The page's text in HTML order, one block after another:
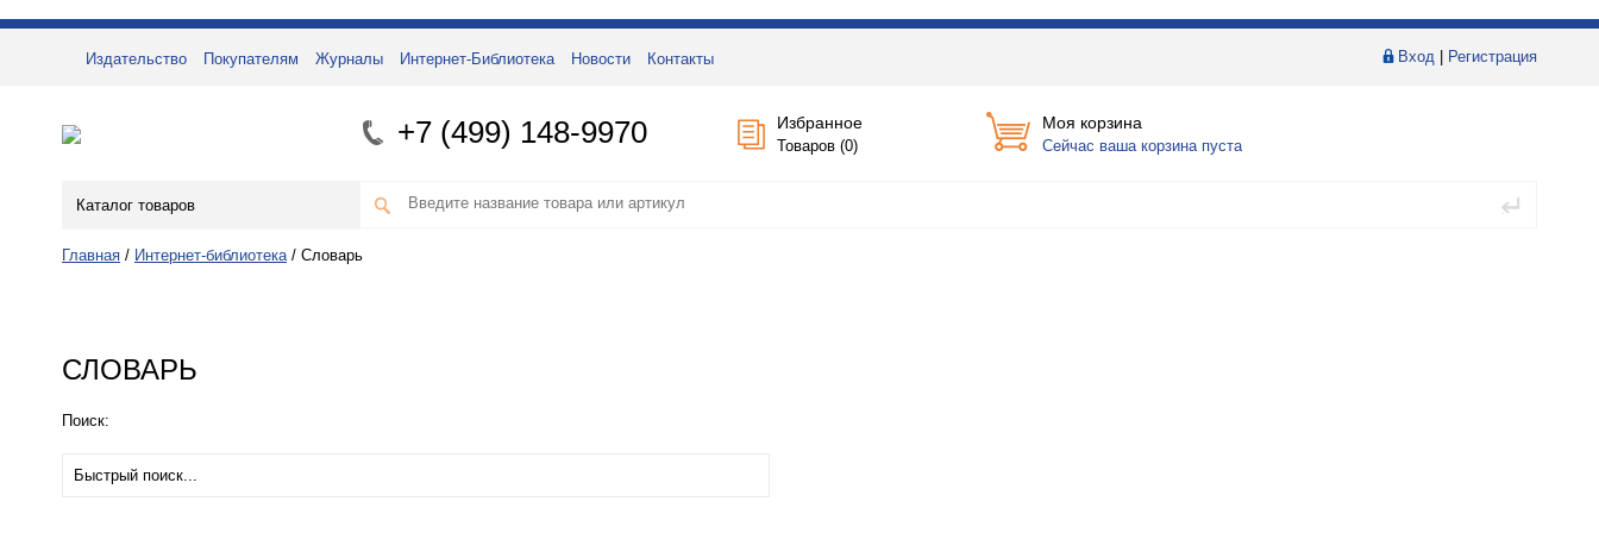
Вход Регистрация
Издательство Покупателям Журналы Интернет-Библиотека Новости Контакты
+7 (499) 148-9970 Избранное
Товаров (0)
Моя корзина
Сейчас ваша корзина пуста
Каталог товаров
Главная / Интернет-библиотека / Словарь
СЛОВАРЬ
Поиск: